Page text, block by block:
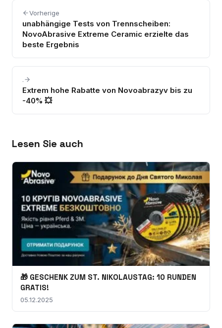
Vorherige
unabhängige Tests von Trennscheiben:
NovoAbrasive Extreme Ceramic erzielte das
beste Ergebnis
.
Extrem hohe Rabatte von Novoabrazyv bis zu
-40% 💥
Lesen Sie auch
🎁 GESCHENK ZUM ST. NIKOLAUSTAG: 10 RUNDEN
GRATIS!
05.12.2025